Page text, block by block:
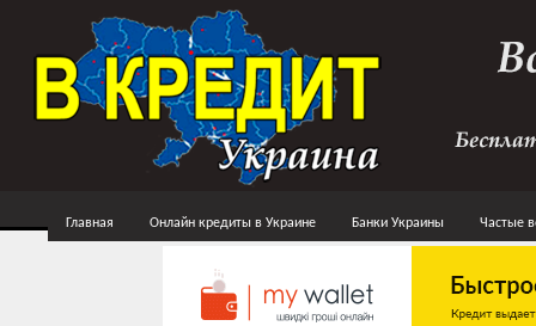
Главная Онлайн кредиты в Украине Банки Украины Частые